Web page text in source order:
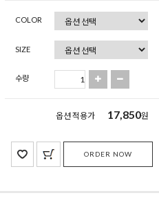
COLOR
SIZE
수량
옵션 적용가 17,850원
ORDER NOW